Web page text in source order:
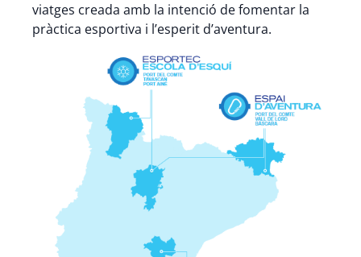
viatges creada amb la intenció de fomentar la
pràctica esportiva i l’esperit d’aventura.